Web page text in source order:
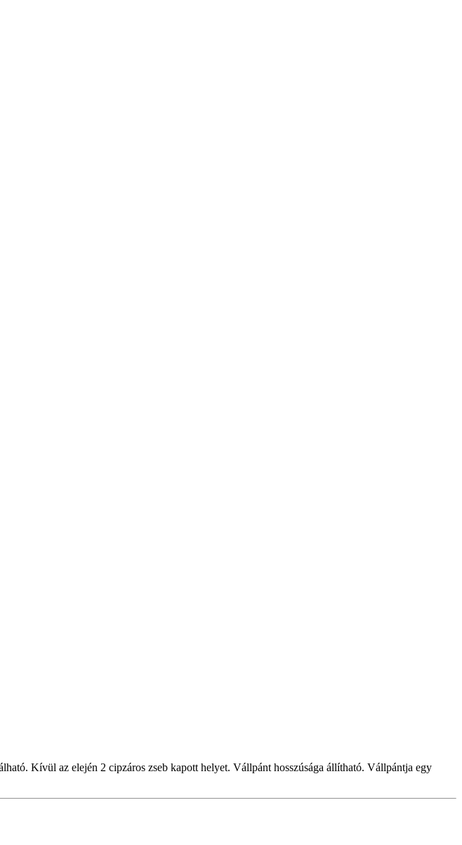
Kívül az elején 2 cipzáros zseb kapott helyet. Vállpánt hosszúsága állítható. Vállpántja egy